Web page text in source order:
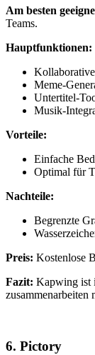
Am besten
Teams.
Hauptfunktionen:
Meme-
Untertitel-
Musik-
Vorteile:
Einfache
Optimal für
Nachteile:
Begrenzte
Preis: Kostenlose
Fazit: Kapwing ist
zusammenarbeiten
6. Pictory